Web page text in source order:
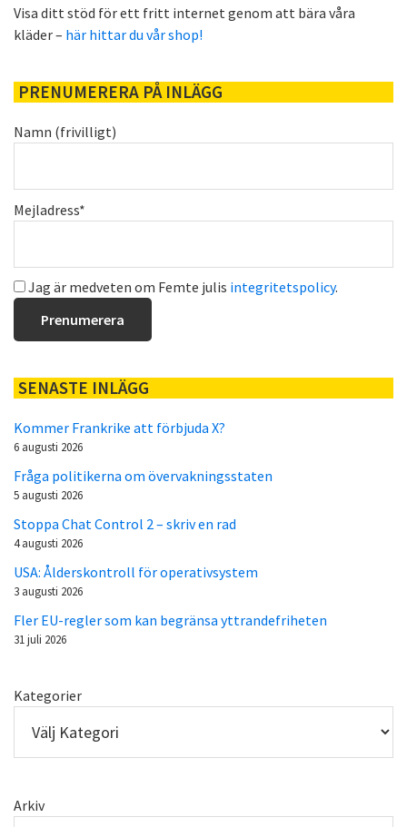
Visa ditt stöd för ett fritt internet genom att bära våra
kläder – här hittar du vår shop!
PRENUMERERA PÅ INLÄGG
Namn (frivilligt)
Mejladress*
Jag är medveten om Femte julis integritetspolicy.
SENASTE INLÄGG
Kommer Frankrike att förbjuda X?
6 augusti 2026
Fråga politikerna om övervakningsstaten
5 augusti 2026
Stoppa Chat Control 2 – skriv en rad
4 augusti 2026
USA: Ålderskontroll för operativsystem
3 augusti 2026
Fler EU-regler som kan begränsa yttrandefriheten
31 juli 2026
Kategorier
Arkiv